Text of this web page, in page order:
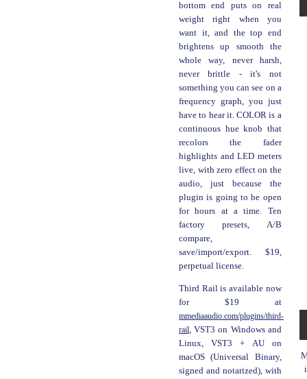
bottom end puts on real
weight right when you
want it, and the top end
brightens up smooth the
whole way, never harsh,
never brittle - it's not
something you can see on a
frequency graph, you just
have to hear it. COLOR is a
continuous hue knob that
recolors the fader
highlights and LED meters
live, with zero effect on the
audio, just because the
plugin is going to be open
for hours at a time. Ten
factory presets, A/B
compare,
save/import/export. $19,
perpetual license.
Third Rail is available now
for $19 at
mmediaaudio.com/plugins/third-
rail, VST3 on Windows and
Linux, VST3 + AU on
macOS (Universal Binary,
signed and notarized), with